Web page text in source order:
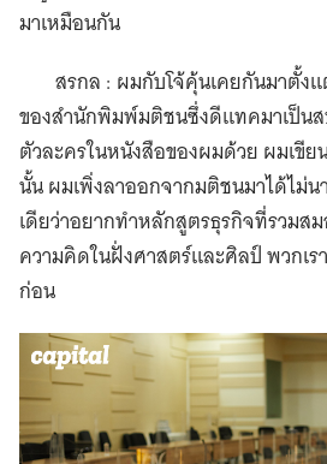
มาเหมือนกัน
สรกล : ผมกับโจ้คุ้นเคยกันมาตั้ง
ของสำนักพิมพ์มติชนซึ่งดีแทคมาเป็นส
ตัวละครในหนังสือของผมด้วย ผมเขีย
นั้น ผมเพิ่งลาออกจากมติชนมาได้ไม่
เดียว่าอยากทำหลักสูตรธุรกิจที่รวมส
ความคิดในฝั่งศาสตร์และศิลป์ พวกเ
ก่อน